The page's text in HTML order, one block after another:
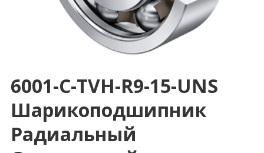
6001-C-TVH-R9-15-UNS
Шарикоподшипник
Радиальный